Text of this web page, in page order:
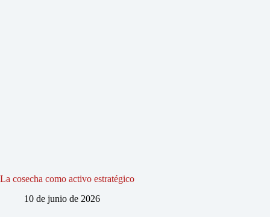
La cosecha como activo estratégico
10 de junio de 2026